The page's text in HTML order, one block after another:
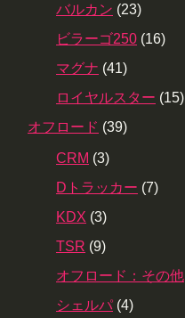
バルカン (23)
ビラーゴ250 (16)
マグナ (41)
ロイヤルスター (15)
オフロード (39)
CRM (3)
Dトラッカー (7)
KDX (3)
TSR (9)
オフロード：その他
シェルパ (4)